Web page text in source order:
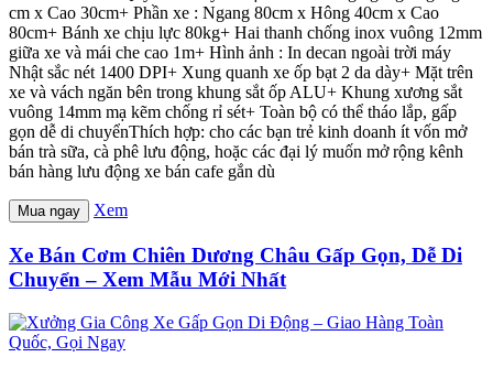
cm x Cao 30cm+ Phần xe : Ngang 80cm x Hông 40cm x Cao
80cm+ Bánh xe chịu lực 80kg+ Hai thanh chống inox vuông 12mm
giữa xe và mái che cao 1m+ Hình ảnh : In decan ngoài trời máy
Nhật sắc nét 1400 DPI+ Xung quanh xe ốp bạt 2 da dày+ Mặt trên
xe và vách ngăn bên trong khung sắt ốp ALU+ Khung xương sắt
vuông 14mm mạ kẽm chống rỉ sét+ Toàn bộ có thể tháo lắp, gấp
gọn dễ di chuyểnThích hợp: cho các bạn trẻ kinh doanh ít vốn mở
bán trà sữa, cà phê lưu động, hoặc các đại lý muốn mở rộng kênh
bán hàng lưu động xe bán cafe gắn dù
Mua ngay Xem
Xe Bán Cơm Chiên Dương Châu Gấp Gọn, Dễ Di
Chuyển – Xem Mẫu Mới Nhất